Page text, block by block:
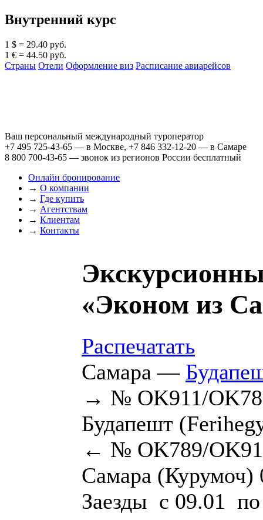
Внутренний курс
1 $ = 29.40 руб.
1 € = 44.50 руб.
Страны Отели Оформление виз Расписание авиарейсов
Ваш персональный международный туроператор
+7 495 725-43-65 — в Москве, +7 846 332-12-20 — в Самаре
8 800 700-43-65 — звонок из регионов России бесплатный
Онлайн бронирование
→ О компании
→ Где купить
→ Агентствам
→ Клиентам
→ Контакты
«Эконом из
Распечатать
Самара —
→ № OK911/
Будапешт
← № OK789/
Самара (Курумоч)
Заезды с 09.01